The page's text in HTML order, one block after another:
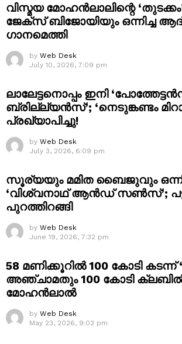
വിസ്മയ മോഹൻലാലിന്റെ
ജേക്സ് ബിജോയിയും ഒന്നിച്ച
ഗാനമെത്തി
by Web Desk
July 10, 2026, 7:09 pm
ലാലേട്ടനൊപ്പം ഇനി
ബ്രില്ല്യൻസ്’; ‘നെടുങ്കണ്ടം
പ്രഖ്യാപിച്ചു!
by Web Desk
July 3, 2026, 6:09 pm
സൂര്യയും മമിത ബൈജുവും
‘വിശ്വനാഥ് ആൻഡ് സൺസ്’;
പുറത്തിറങ്ങി
by Web Desk
June 19, 2026, 7:32 pm
58 മണിക്കൂറിൽ 100 കോടി കടന്ന്
അഞ്ചാമതും 100 കോടി
മോഹൻലാൽ
by Web Desk
May 23, 2026, 9:02 pm